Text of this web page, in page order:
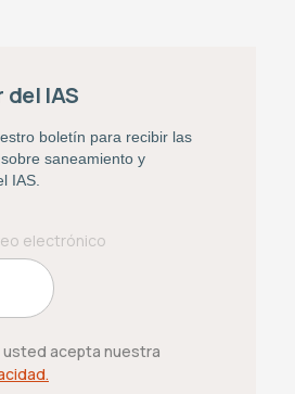
IAS
boletín para recibir las
saneamiento y
IAS.
usted acepta nuestra